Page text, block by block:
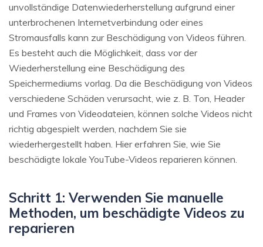
unvollständige Datenwiederherstellung aufgrund einer
unterbrochenen Internetverbindung oder eines
Stromausfalls kann zur Beschädigung von Videos führen.
Es besteht auch die Möglichkeit, dass vor der
Wiederherstellung eine Beschädigung des
Speichermediums vorlag. Da die Beschädigung von Videos
verschiedene Schäden verursacht, wie z. B. Ton, Header
und Frames von Videodateien, können solche Videos nicht
richtig abgespielt werden, nachdem Sie sie
wiederhergestellt haben. Hier erfahren Sie, wie Sie
beschädigte lokale YouTube-Videos reparieren können.
Schritt 1: Verwenden Sie manuelle
Methoden, um beschädigte Videos zu
reparieren